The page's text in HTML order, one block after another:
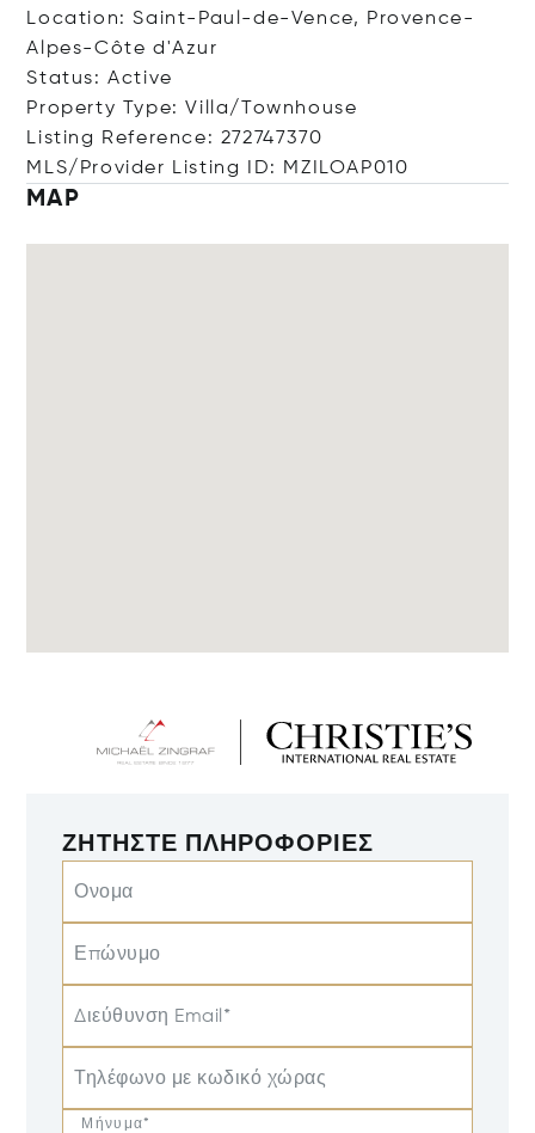
Location: Saint-Paul-de-Vence, Provence-
Alpes-Côte d'Azur
Status: Active
Property Type: Villa/Townhouse
Listing Reference: 272747370
MLS/Provider Listing ID: MZILOAP010
MAP
ΖΗΤΉΣΤΕ ΠΛΗΡΟΦΟΡΊΕΣ
Ονομα
Επώνυμο
Διεύθυνση Email*
Τηλέφωνο με κωδικό χώρας
Μήνυμα*